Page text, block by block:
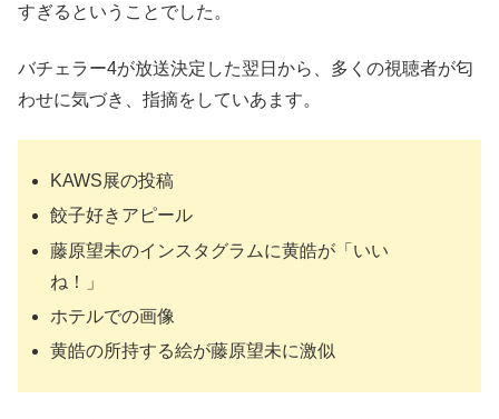
すぎるということでした。
バチェラー4が放送決定した翌日から、多くの視聴者が匂
わせに気づき、指摘をしていあます。
KAWS展の投稿
餃子好きアピール
藤原望未のインスタグラムに黄皓が「いい
ね！」
ホテルでの画像
黄皓の所持する絵が藤原望未に激似